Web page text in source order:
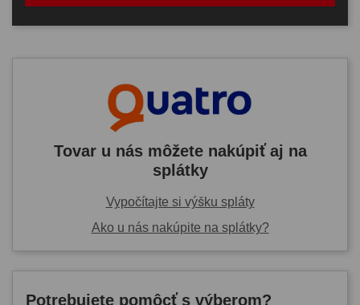
Tovar u nás môžete nakúpiť aj na
splátky
Vypočítajte si výšku spláty
Ako u nás nakúpite na splátky?
Potrebujete pomôcť s výberom?